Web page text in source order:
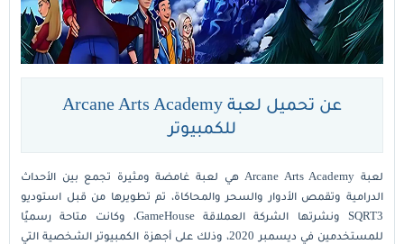
عن تحميل لعبة Arcane Arts Academy
للكمبيوتر
لعبة Arcane Arts Academy هي لعبة غامضة ومثيرة تجمع بين الأحداث
الدرامية وتقمص الأدوار والسحر والمحاكاة، تم تطويرها من قبل استوديو
SQRT3 ونشرتها الشركة العملاقة GameHouse، وكانت متاحة رسميًا
للمستخدمين في ديسمبر 2020، وذلك على أجهزة الكمبيوتر الشخصية التي